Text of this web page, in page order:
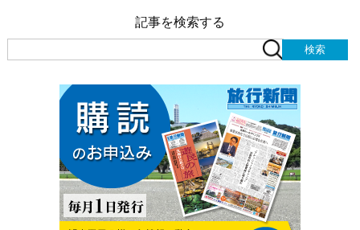
記事を検索する